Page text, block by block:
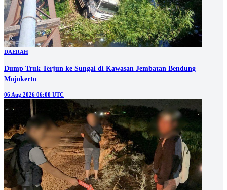
DAERAH
Dump Truk Terjun ke Sungai di Kawasan Jembatan Bendung
Mojokerto
06 Aug 2026 06:00 UTC